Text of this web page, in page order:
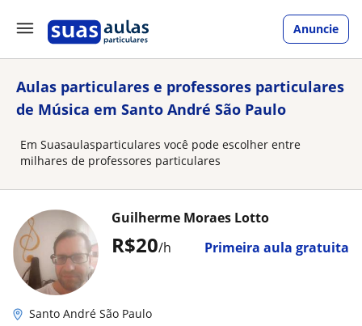
Anuncie
Aulas particulares e professores particulares
de Música em Santo André São Paulo
Em Suasaulasparticulares você pode escolher entre
milhares de professores particulares
R$20/h Primeira aula gratuita
Guilherme Moraes Lotto
Santo André São Paulo